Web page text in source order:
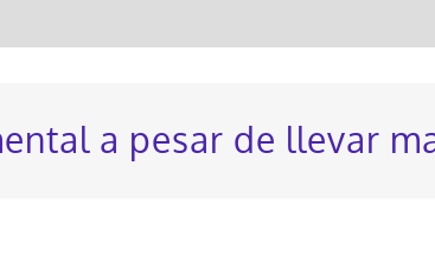
a pesar de llevar